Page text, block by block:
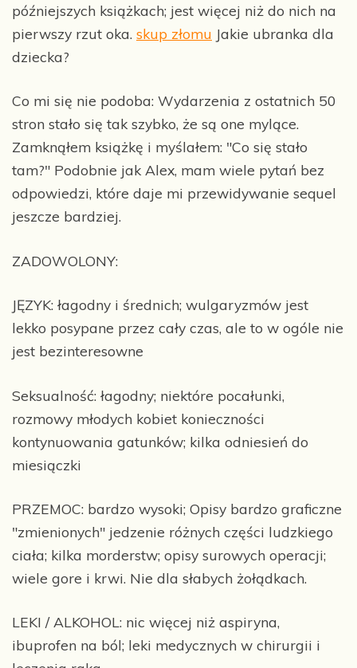
późniejszych książkach; jest więcej niż do nich na
pierwszy rzut oka. skup złomu Jakie ubranka dla
dziecka?
Co mi się nie podoba: Wydarzenia z ostatnich 50
stron stało się tak szybko, że są one mylące.
Zamknąłem książkę i myślałem: "Co się stało
tam?" Podobnie jak Alex, mam wiele pytań bez
odpowiedzi, które daje mi przewidywanie sequel
jeszcze bardziej.
ZADOWOLONY:
JĘZYK: łagodny i średnich; wulgaryzmów jest
lekko posypane przez cały czas, ale to w ogóle nie
jest bezinteresowne
Seksualność: łagodny; niektóre pocałunki,
rozmowy młodych kobiet konieczności
kontynuowania gatunków; kilka odniesień do
miesiączki
PRZEMOC: bardzo wysoki; Opisy bardzo graficzne
"zmienionych" jedzenie różnych części ludzkiego
ciała; kilka morderstw; opisy surowych operacji;
wiele gore i krwi. Nie dla słabych żołądkach.
LEKI / ALKOHOL: nic więcej niż aspiryna,
ibuprofen na ból; leki medycznych w chirurgii i